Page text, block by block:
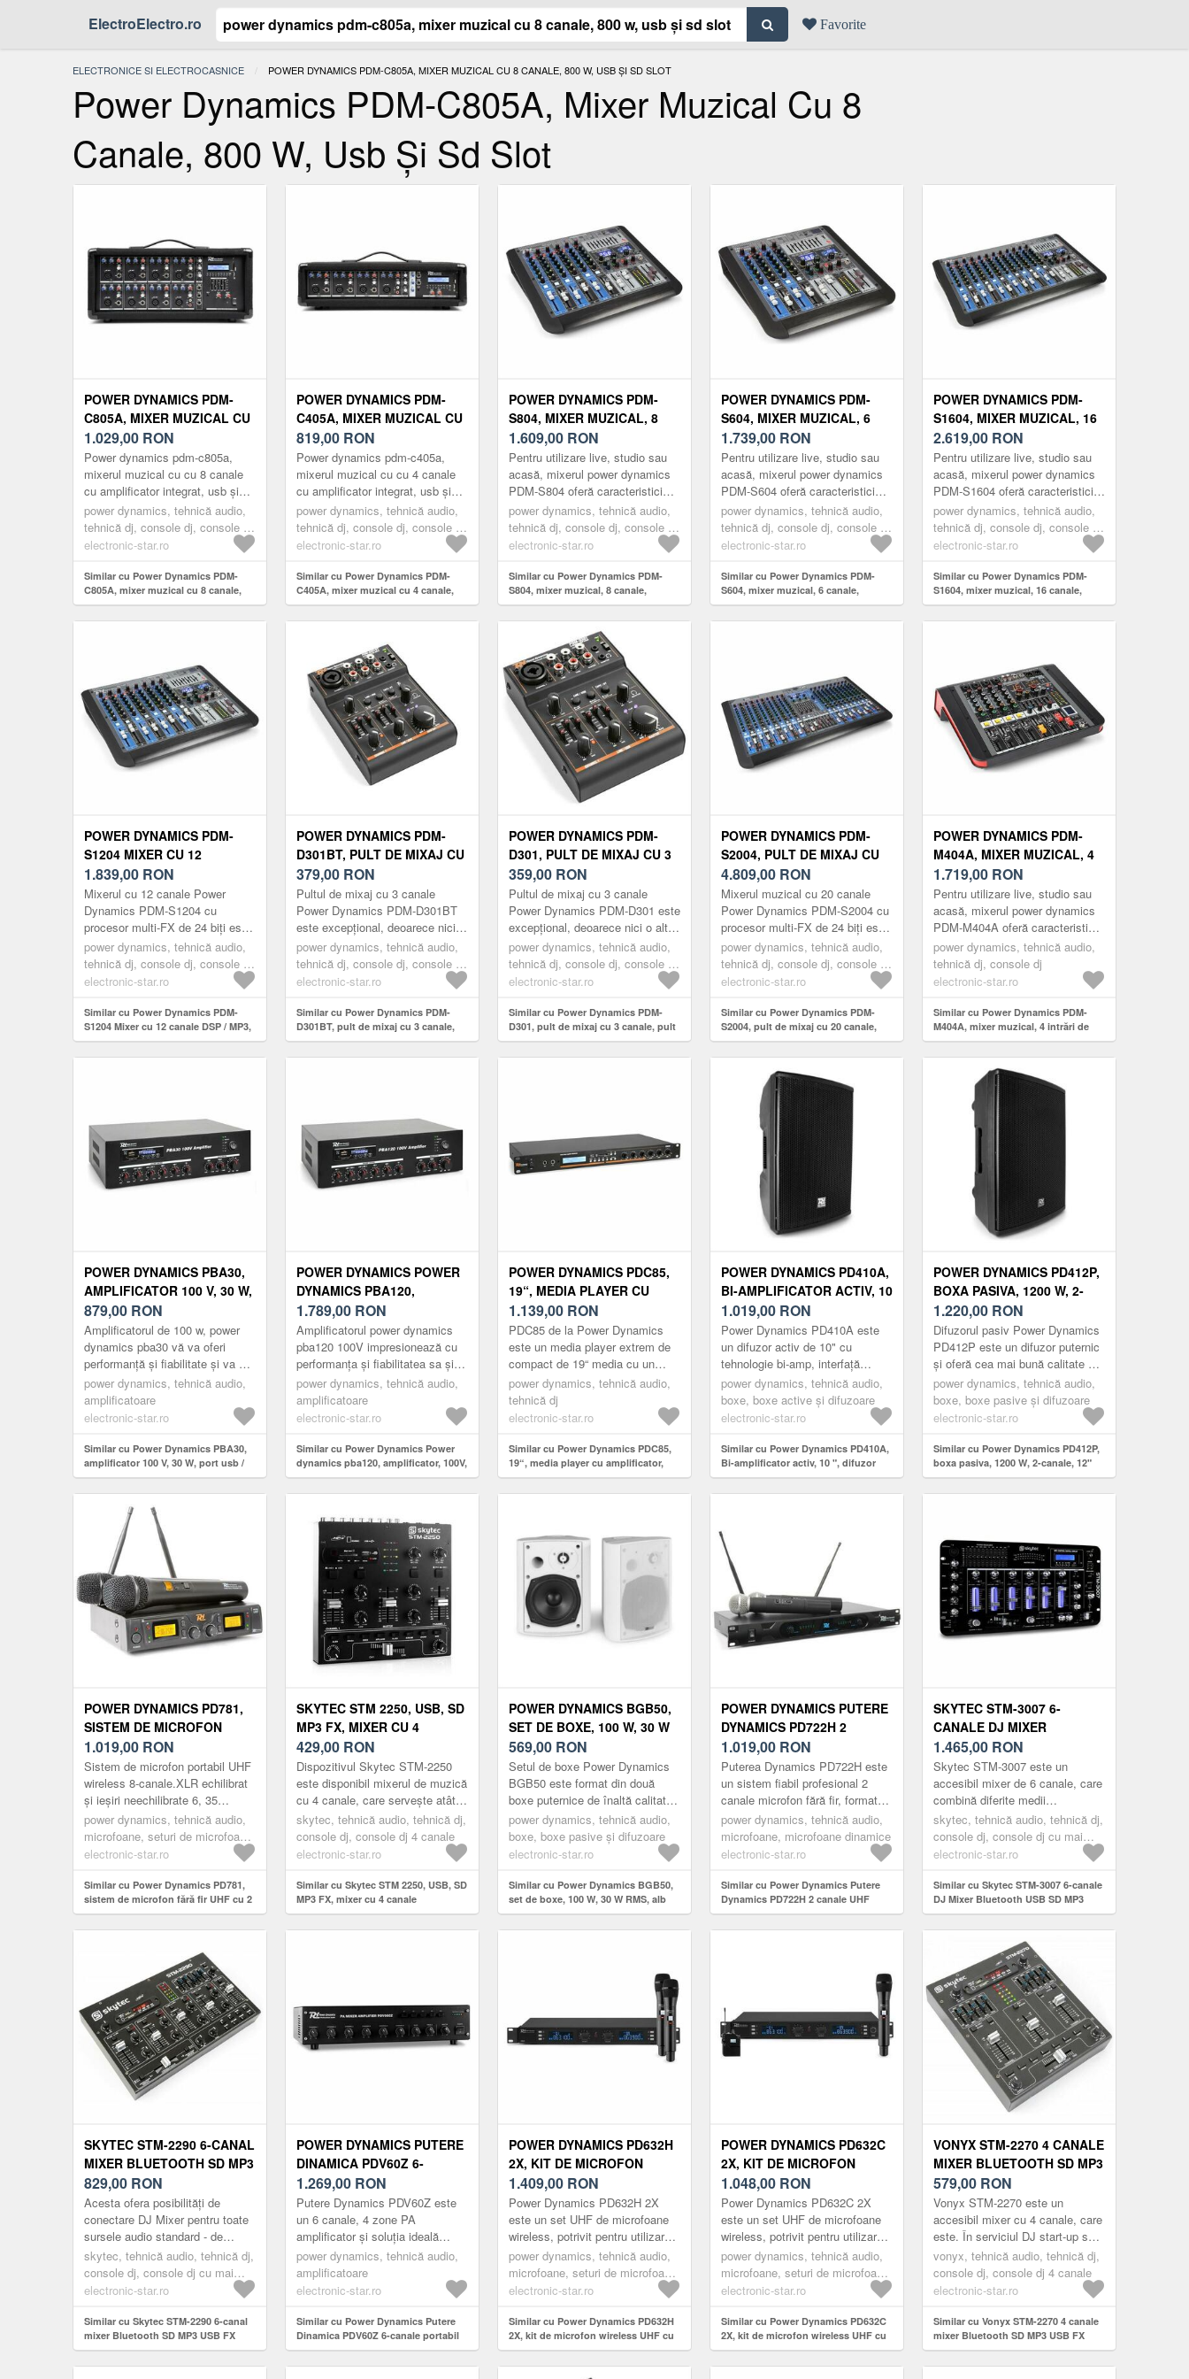
ElectroElectro.ro Favorite
ELECTRONICE SI ELECTROCASNICE ACTUAL:
POWER DYNAMICS PDM-C805A, MIXER MUZICAL CU 8 CANALE, 800 W, USB ȘI SD SLOT
Power Dynamics PDM-C805A, Mixer Muzical Cu 8
Canale, 800 W, Usb Și Sd Slot
POWER DYNAMICS PDM-
C805A, MIXER MUZICAL CU
8 CANALE, 800 W, USB ȘI
SD SLOT
1.029,00 RON
Power dynamics pdm-c805a,
mixerul muzical cu cu 8 canale
cu amplificator integrat, usb și
slot pentru sd și un MP3 player
și receptor bluetooth est...
power dynamics, tehnică audio,
tehnică dj, console dj, console dj
cu mai multe canale
electronic-star.ro
Similar cu Power Dynamics PDM-
C805A, mixer muzical cu 8 canale,
800 W, usb și sd slot
POWER DYNAMICS PDM-
C405A, MIXER MUZICAL CU
4 CANALE, 800 W, USB ȘI
SD SLOT
819,00 RON
Power dynamics pdm-c405a,
mixerul muzical cu cu 4 canale
cu amplificator integrat, usb și
slot pentru sd și un MP3 player
și receptor bluetooth est...
power dynamics, tehnică audio,
tehnică dj, console dj, console dj
4 canale
electronic-star.ro
Similar cu Power Dynamics PDM-
C405A, mixer muzical cu 4 canale,
800 W, usb și sd slot
POWER DYNAMICS PDM-
S804, MIXER MUZICAL, 8
CANALE, DSP/MP3, PORT
USB, RECEPTOR
BLUETOOTH
1.609,00 RON
Pentru utilizare live, studio sau
acasă, mixerul power dynamics
PDM-S804 oferă caracteristici
interesante într-un format
compact. Mixerul cu multi-...
power dynamics, tehnică audio,
tehnică dj, console dj, console dj
cu mai multe canale
electronic-star.ro
Similar cu Power Dynamics PDM-
S804, mixer muzical, 8 canale,
DSP/MP3, port USB, receptor
bluetooth
POWER DYNAMICS PDM-
S604, MIXER MUZICAL, 6
CANALE, DSP/MP3, PORT
USB, RECEPTOR
BLUETOOTH
1.739,00 RON
Pentru utilizare live, studio sau
acasă, mixerul power dynamics
PDM-S604 oferă caracteristici
interesante într-un format
compact. Mixerul cu multi-...
power dynamics, tehnică audio,
tehnică dj, console dj, console dj
cu mai multe canale
electronic-star.ro
Similar cu Power Dynamics PDM-
S604, mixer muzical, 6 canale,
DSP/MP3, port USB, receptor
bluetooth
POWER DYNAMICS PDM-
S1604, MIXER MUZICAL, 16
CANALE, DSP/MP3, PORT
USB, RECEPTOR
BLUETOOTH
2.619,00 RON
Pentru utilizare live, studio sau
acasă, mixerul power dynamics
PDM-S1604 oferă caracteristici
interesante într-un format
compact. Mixerul cu multi...
power dynamics, tehnică audio,
tehnică dj, console dj, console dj
cu mai multe canale
electronic-star.ro
Similar cu Power Dynamics PDM-
S1604, mixer muzical, 16 canale,
DSP/MP3, port USB, receptor
bluetooth
POWER DYNAMICS PDM-
S1204 MIXER CU 12
CANALE DSP / MP3, PORT
USB, RECEPTOR BT
1.839,00 RON
Mixerul cu 12 canale Power
Dynamics PDM-S1204 cu
procesor multi-FX de 24 biți este
perfect pentru mixarea
profesională a diferitelor surse de
muzic...
power dynamics, tehnică audio,
tehnică dj, console dj, console dj
cu mai multe canale
electronic-star.ro
Similar cu Power Dynamics PDM-
S1204 Mixer cu 12 canale DSP / MP3,
port USB, receptor BT
POWER DYNAMICS PDM-
D301BT, PULT DE MIXAJ CU
3 CANALE, PULT DE MIXAJ
USB, BLUETOOTH,
PHANTOM POWER
379,00 RON
Pultul de mixaj cu 3 canale
Power Dynamics PDM-D301BT
este excepțional, deoarece nici o
altă consolă de mixaj în această
dimensiune nu oferă mai mu...
power dynamics, tehnică audio,
tehnică dj, console dj, console dj
3 canale
electronic-star.ro
Similar cu Power Dynamics PDM-
D301BT, pult de mixaj cu 3 canale,
pult de mixaj USB, Bluetooth,
phantom power
POWER DYNAMICS PDM-
D301, PULT DE MIXAJ CU 3
CANALE, PULT DE MIXAJ
USB, BLUETOOTH,
PHANTOM POWER
359,00 RON
Pultul de mixaj cu 3 canale
Power Dynamics PDM-D301 este
excepțional, deoarece nici o altă
consolă de mixaj în această
dimensiune nu oferă mai mult...
power dynamics, tehnică audio,
tehnică dj, console dj, console dj
3 canale
electronic-star.ro
Similar cu Power Dynamics PDM-
D301, pult de mixaj cu 3 canale, pult
de mixaj USB, Bluetooth, phantom
power
POWER DYNAMICS PDM-
S2004, PULT DE MIXAJ CU
20 CANALE, DSP / MP3,
PORT USB, RECEPTOR BT
4.809,00 RON
Mixerul muzical cu 20 canale
Power Dynamics PDM-S2004 cu
procesor multi-FX de 24 biți este
ideal pentru mixajul profesional a
celor mai diverse sur...
power dynamics, tehnică audio,
tehnică dj, console dj, console dj
cu mai multe canale
electronic-star.ro
Similar cu Power Dynamics PDM-
S2004, pult de mixaj cu 20 canale,
DSP / MP3, port USB, receptor BT
POWER DYNAMICS PDM-
M404A, MIXER MUZICAL, 4
INTRĂRI DE MICROFON,
PROCESOR MULTI-FX 24
BIȚI, PLAYER USB
1.719,00 RON
Pentru utilizare live, studio sau
acasă, mixerul power dynamics
PDM-M404A oferă caracteristici
interesante într-un format
compact. PDM-M404A are 4 ...
power dynamics, tehnică audio,
tehnică dj, console dj
electronic-star.ro
Similar cu Power Dynamics PDM-
M404A, mixer muzical, 4 intrări de
microfon, procesor multi-fx 24 biți,
player usb
POWER DYNAMICS PBA30,
AMPLIFICATOR 100 V, 30 W,
PORT USB / SD, MP3,
BLUETOOTH
879,00 RON
Amplificatorul de 100 w, power
dynamics pba30 vă va oferi
performanță și fiabilitate și va fi
potrivit pentru o varietate de
sisteme mici și mijloc...
power dynamics, tehnică audio,
amplificatoare
electronic-star.ro
Similar cu Power Dynamics PBA30,
amplificator 100 V, 30 W, port usb /
sd, mp3, bluetooth
POWER DYNAMICS POWER
DYNAMICS PBA120,
AMPLIFICATOR, 100V, 120W,
USB / SD, MP3, BLUETOOTH
1.789,00 RON
Amplificatorul power dynamics
pba120 100V impresionează cu
performanța și fiabilitatea sa și
este deosebit de potrivit pentru o
varietate de sistem...
power dynamics, tehnică audio,
amplificatoare
electronic-star.ro
Similar cu Power Dynamics Power
dynamics pba120, amplificator, 100V,
120W, usb / sd, MP3, bluetooth
POWER DYNAMICS PDC85,
19“, MEDIA PLAYER CU
AMPLIFICATOR,
BLUETOOTH,
FM/USB/SD/MMC
1.139,00 RON
PDC85 de la Power Dynamics
este un media player extrem de
compact de 19“ media cu un
amplificator integrat 2 x 200 W.
Pe baza dimensiunilor sale, e...
power dynamics, tehnică audio,
tehnică dj
electronic-star.ro
Similar cu Power Dynamics PDC85,
19“, media player cu amplificator,
bluetooth, FM/USB/SD/MMC
POWER DYNAMICS PD410A,
BI-AMPLIFICATOR ACTIV, 10
", DIFUZOR PA, 800 W, BT,
DSP
1.019,00 RON
Power Dynamics PD410A este
un difuzor activ de 10" cu
tehnologie bi-amp, interfață
Bluetooth și presetări DSP
integrate. În timp ce woofer-ul
este ...
power dynamics, tehnică audio,
boxe, boxe active și difuzoare
electronic-star.ro
Similar cu Power Dynamics PD410A,
Bi-amplificator activ, 10 ", difuzor
PA, 800 W, BT, DSP
POWER DYNAMICS PD412P,
BOXA PASIVA, 1200 W, 2-
CANALE, 12" WOOFER, 1,
3" TWEETER
1.220,00 RON
Difuzorul pasiv Power Dynamics
PD412P este un difuzor puternic
și oferă cea mai bună calitate a
sunetului într-o mare varietate de
aplicații. Boxa ...
power dynamics, tehnică audio,
boxe, boxe pasive și difuzoare
electronic-star.ro
Similar cu Power Dynamics PD412P,
boxa pasiva, 1200 W, 2-canale, 12"
Woofer, 1, 3" Tweeter
POWER DYNAMICS PD781,
SISTEM DE MICROFON
FĂRĂ FIR UHF CU 2 X 8
CANALE
1.019,00 RON
Sistem de microfon portabil UHF
wireless 8-canale.XLR echilibrat
și ieșiri neechilibrate 6, 35
mm.Inclusiv cutie.Sistem
profesional de microfon por...
power dynamics, tehnică audio,
microfoane, seturi de microfoane,
seturi de microfoane fără fir
electronic-star.ro
Similar cu Power Dynamics PD781,
sistem de microfon fără fir UHF cu 2
x 8 canale
SKYTEC STM 2250, USB, SD
MP3 FX, MIXER CU 4
CANALE
429,00 RON
Dispozitivul Skytec STM-2250
este disponibil mixerul de muzică
cu 4 canale, care servește atât
laicilor cât și utilizatorilor
ocazionali.Mixerul DJ...
skytec, tehnică audio, tehnică dj,
console dj, console dj 4 canale
electronic-star.ro
Similar cu Skytec STM 2250, USB, SD
MP3 FX, mixer cu 4 canale
POWER DYNAMICS BGB50,
SET DE BOXE, 100 W, 30 W
RMS, ALB
569,00 RON
Setul de boxe Power Dynamics
BGB50 este format din două
boxe puternice de înaltă calitate,
care pot fi utilizate atât în interior
cât și în exterio...
power dynamics, tehnică audio,
boxe, boxe pasive și difuzoare
electronic-star.ro
Similar cu Power Dynamics BGB50,
set de boxe, 100 W, 30 W RMS, alb
POWER DYNAMICS PUTERE
DYNAMICS PD722H 2
CANALE UHF WIRELESS
SISTEM MICROFON 2X
WIRELESS HANDHELD
MICROFON
1.019,00 RON
Puterea Dynamics PD722H este
un sistem fiabil profesional 2
canale microfon fără fir, format
din două microfoane portabile
dinamice și un receptor ...
power dynamics, tehnică audio,
microfoane, microfoane dinamice
electronic-star.ro
Similar cu Power Dynamics Putere
Dynamics PD722H 2 canale UHF
Wireless Sistem microfon 2x
Wireless Handheld microfon
SKYTEC STM-3007 6-
CANALE DJ MIXER
BLUETOOTH USB SD MP3
1.465,00 RON
Skytec STM-3007 este un
accesibil mixer de 6 canale, care
combină diferite medii
tehnologice competent.Aceste
caracteristici ale conexiunilor
beton...
skytec, tehnică audio, tehnică dj,
console dj, console dj cu mai
multe canale
electronic-star.ro
Similar cu Skytec STM-3007 6-canale
DJ Mixer Bluetooth USB SD MP3
SKYTEC STM-2290 6-CANAL
MIXER BLUETOOTH SD MP3
USB FX
829,00 RON
Acesta ofera posibilități de
conectare DJ Mixer pentru toate
sursele audio standard - de
exemplu, patefoane, CD playere
și calculatoare. Rata de co...
skytec, tehnică audio, tehnică dj,
console dj, console dj cu mai
multe canale
electronic-star.ro
Similar cu Skytec STM-2290 6-canal
mixer Bluetooth SD MP3 USB FX
POWER DYNAMICS PUTERE
DINAMICA PDV60Z 6-
CANALE PORTABIL PA
AMPLIFICATOR 60W 4-
ZONE
1.269,00 RON
Putere Dynamics PDV60Z este
un 6 canale, 4 zone PA
amplificator și soluția ideală
pentru diverse aplicații, cum ar fi
paginare, anunțuri, sisteme d...
power dynamics, tehnică audio,
amplificatoare
electronic-star.ro
Similar cu Power Dynamics Putere
Dinamica PDV60Z 6-canale portabil
PA Amplificator 60W 4-zone
POWER DYNAMICS PD632H
2X, KIT DE MICROFON
WIRELESS UHF CU 20 DE
CANALE, 2 X MICROFON DE
MÂNĂ
1.409,00 RON
Power Dynamics PD632H 2X
este un set UHF de microfoane
wireless, potrivit pentru utilizarea
sa pe scene, cu ajutorul căruia
pot gestiona chiar și c...
power dynamics, tehnică audio,
microfoane, seturi de microfoane,
seturi de microfoane fără fir
electronic-star.ro
Similar cu Power Dynamics PD632H
2X, kit de microfon wireless UHF cu
20 de canale, 2 x microfon de mână
POWER DYNAMICS PD632C
2X, KIT DE MICROFON
WIRELESS UHF CU 20 DE
CANALE, 1 X MICROFON DE
MÂNĂ/ 1 X MICROFON CU
CASCĂ
1.048,00 RON
Power Dynamics PD632C 2X
este un set UHF de microfoane
wireless, potrivit pentru utilizarea
sa pe scene, cu ajutorul căruia
pot gestiona chiar și c...
power dynamics, tehnică audio,
microfoane, seturi de microfoane,
seturi de microfoane fără fir
electronic-star.ro
Similar cu Power Dynamics PD632C
2X, kit de microfon wireless UHF cu
20 de canale, 1 x microfon de mână/
1 x microfon cu cască
VONYX STM-2270 4 CANALE
MIXER BLUETOOTH SD MP3
USB FX
579,00 RON
Vonyx STM-2270 este un
accesibil mixer cu 4 canale, care
este. În serviciul DJ start-up sau
concerte miciAceste oferte de
posibilități de conectare...
vonyx, tehnică audio, tehnică dj,
console dj, console dj 4 canale
electronic-star.ro
Similar cu Vonyx STM-2270 4 canale
mixer Bluetooth SD MP3 USB FX